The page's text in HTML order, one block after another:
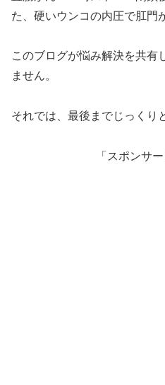
た、硬いウンコの内圧で肛門
このブログが悩み解決を共有
ません。
それでは、最後までじっくり
「スポンサ